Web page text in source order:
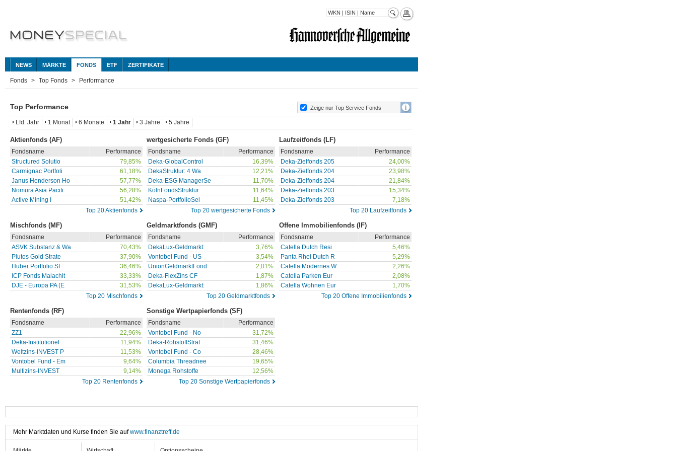
NEWS MÄRKTE FONDS ETF ZERTIFIKATE
Fonds Top Fonds Performance
Top Performance Zeige nur Top Service Fonds
Lfd. Jahr 1 Monat 6 Monate 1 Jahr 3 Jahre 5 Jahre
Aktienfonds (AF)
Fondsname
Performance
Structured Solutio
79,85%
Carmignac Portfoli
61,18%
Janus Henderson Ho
57,77%
Nomura Asia Pacifi
56,28%
Active Mining I
51,42%
Top 20 Aktienfonds
wertgesicherte Fonds (GF)
Fondsname
Performance
Deka-GlobalControl
16,39%
DekaStruktur: 4 Wa
12,21%
Deka-ESG ManagerSe
11,70%
KölnFondsStruktur:
11,64%
Naspa-PortfolioSel
11,45%
Top 20 wertgesicherte Fonds
Laufzeitfonds (LF)
Fondsname
Performance
Deka-Zielfonds 205
24,00%
Deka-Zielfonds 204
23,98%
Deka-Zielfonds 204
21,84%
Deka-Zielfonds 203
15,34%
Deka-Zielfonds 203
7,18%
Top 20 Laufzeitfonds
Mischfonds (MF)
Fondsname
Performance
ASVK Substanz & Wa
70,43%
Plutos Gold Strate
37,90%
Huber Portfolio SI
36,46%
ICP Fonds Malachit
33,33%
DJE - Europa PA (E
31,53%
Top 20 Mischfonds
Geldmarktfonds (GMF)
Fondsname
Performance
DekaLux-Geldmarkt:
3,76%
Vontobel Fund - US
3,54%
UnionGeldmarktFond
2,01%
Deka-FlexZins CF
1,87%
DekaLux-Geldmarkt:
1,86%
Top 20 Geldmarktfonds
Offene Immobilienfonds (IF)
Fondsname
Performance
Catella Dutch Resi
5,46%
Panta Rhei Dutch R
5,29%
Catella Modernes W
2,26%
Catella Parken Eur
2,08%
Catella Wohnen Eur
1,70%
Top 20 Offene Immobilienfonds
Rentenfonds (RF)
Fondsname
Performance
ZZ1
22,96%
Deka-Institutionel
11,94%
Weltzins-INVEST P
11,53%
Vontobel Fund - Em
9,64%
Multizins-INVEST
9,14%
Top 20 Rentenfonds
Sonstige Wertpapierfonds (SF)
Fondsname
Performance
Vontobel Fund - No
31,72%
Deka-RohstoffStrat
31,46%
Vontobel Fund - Co
28,46%
Columbia Threadnee
19,65%
Monega Rohstoffe
12,56%
Top 20 Sonstige Wertpapierfonds
Mehr Marktdaten und Kurse finden Sie aufwww.finanztreff.de